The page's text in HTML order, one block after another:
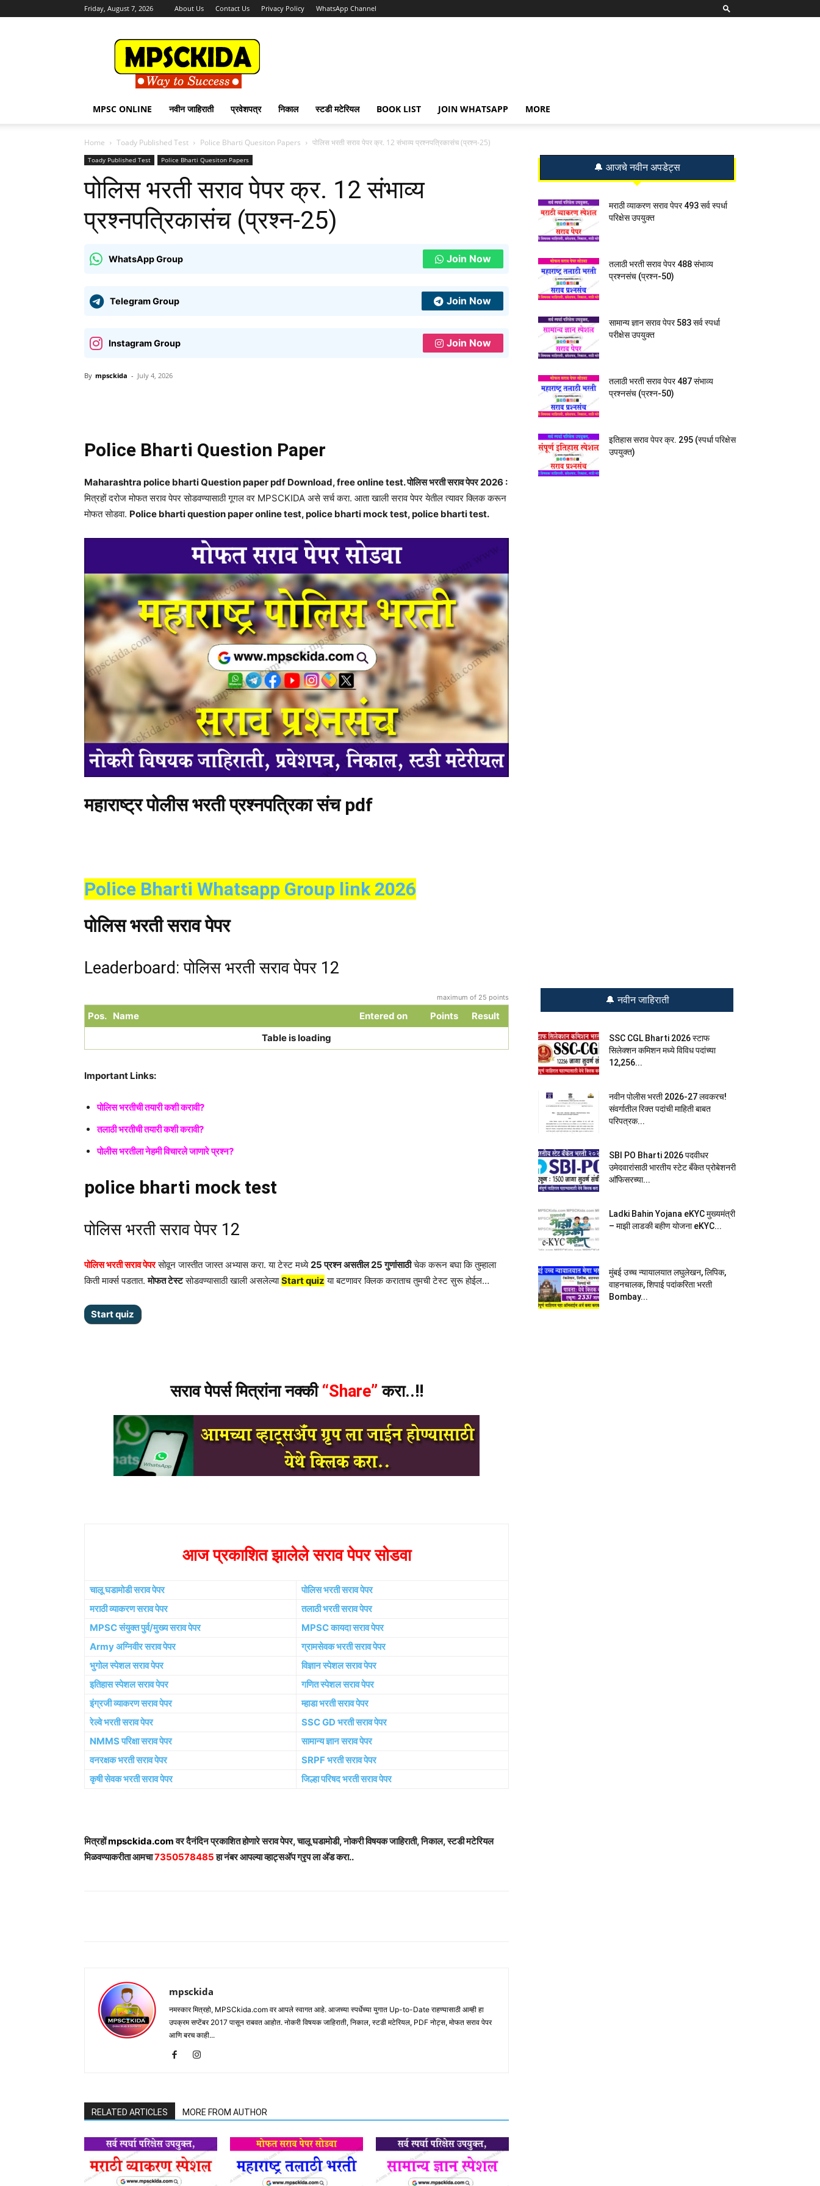
Friday, August 7, 2026 About Us Contact Us Privacy Policy WhatsApp Channel
MPSCKida.com
सर्व
नवीन
जाहिराती
Letest
Jobs
MPSC ONLINE नवीन जाहिराती प्रवेशपत्र निकाल स्टडी मटेरियल BOOK LIST JOIN WHATSAPP MORE
Home Toady Published Test Police Bharti Quesiton Papers पोलिस भरती सराव पेपर क्र. 12 संभाव्य प्रश्नपत्रिकासंच (प्रश्न-25)
Toady Published Test Police Bharti Quesiton Papers
पोलिस भरती सराव पेपर क्र. 12 संभाव्य
प्रश्नपत्रिकासंच (प्रश्न-25)
WhatsApp Group Join Now
Telegram Group Join Now
Instagram Group Join Now
By mpsckida - July 4, 2026
Police Bharti Question Paper
Maharashtra police bharti Question paper pdf Download, free online test. पोलिस भरती सराव पेपर 2026 :
मित्रहों दरोज मोफत सराव पेपर सोडवण्यासाठी गूगल वर MPSCKIDA असे सर्च करा. आता खाली सराव पेपर येतील त्यावर क्लिक करून
मोफत सोडवा. Police bharti question paper online test, police bharti mock test, police bharti test.
महाराष्ट्र पोलीस भरती प्रश्नपत्रिका संच pdf
Police Bharti Whatsapp Group link 2026
पोलिस भरती सराव पेपर
Leaderboard: पोलिस भरती सराव पेपर 12
maximum of 25 points
Pos. Name Entered on Points
Result
Table is loading
Important Links:
पोलिस भरतीची तयारी कशी करावी?
तलाठी भरतीची तयारी कशी करावी?
पोलीस भरतीला नेहमी विचारले जाणारे प्रश्न?
police bharti mock test
पोलिस भरती सराव पेपर 12
पोलिस भरती सराव पेपरसोवून जास्तीत जास्त अभ्यास करा. या टेस्ट मध्ये 25 प्रश्न असतील 25 गुणांसाठीचेक करून बघा कि तुम्हाला
किती मार्क्स पडतात.मोफत टेस्टसोडवण्यासाठी खाली असलेल्याStart quiz या बटणावर क्लिक कराताच तुमची टेस्ट सुरू होईल…
सराव पेपर्स मित्रांना नक्की“Share” करा..!!
आज प्रकाशित झालेले सराव पेपर सोडवा
चालू घडामोडी सराव पेपर
पोलिस भरती सराव पेपर
मराठी व्याकरण सराव पेपर
तलाठी भरती सराव पेपर
MPSC संयुक्त पुर्व/मुख्य सराव पेपर
MPSC कायदा सराव पेपर
Army अग्निवीर सराव पेपर
ग्रामसेवक भरती सराव पेपर
भुगोल स्पेशल सराव पेपर
विज्ञान स्पेशल सराव पेपर
इतिहास स्पेशल सराव पेपर
गणित स्पेशल सराव पेपर
इंग्रजी व्याकरण सराव पेपर
म्हाडा भरती सराव पेपर
रेल्वे भरती सराव पेपर
SSC GD भरती सराव पेपर
NMMS परिक्षा सराव पेपर
सामान्य ज्ञान सराव पेपर
वनरक्षक भरती सराव पेपर
SRPF भरती सराव पेपर
कृषी सेवक भरती सराव पेपर
जिल्हा परिषद भरती सराव पेपर
मित्रहोंmpsckida.comवर दैनंदिन प्रकाशित होणारे सराव पेपर, चालू घडामोडी, नोकरी विषयक जाहिराती, निकाल, स्टडी मटेरियल
मिळवण्याकरीता आमचा7350578485हा नंबर आपल्या व्हाट्सअ‍ॅप ग्रृप ला अ‍ॅड करा..
mpsckida
नमस्कार मित्रहो, MPSCkida.com वर आपले स्वागत आहे. आजच्या स्पर्धेच्या युगात Up-to-Date राहण्यासाठी आम्ही हा
उपक्रम सप्टेंबर 2017 पासून राबवत आहोत. नोकरी विषयक जाहिराती, निकाल, स्टडी मटेरियल, PDF नोट्स, मोफत सराव पेपर
आणि बरच काही...
RELATED ARTICLES MORE FROM AUTHOR
🔔 आजचे नवीन अपडेट्स
मराठी व्याकरण सराव पेपर 493 सर्व स्पर्धा
परिक्षेस उपयुक्त
तलाठी भरती सराव पेपर 488 संभाव्य
प्रश्नसंच (प्रश्न-50)
सामान्य ज्ञान सराव पेपर 583 सर्व स्पर्धा
परीक्षेस उपयुक्त
तलाठी भरती सराव पेपर 487 संभाव्य
प्रश्नसंच (प्रश्न-50)
इतिहास सराव पेपर क्र. 295 (स्पर्धा परिक्षेस
उपयुक्त)
🔔 नवीन जाहिराती
SSC CGL Bharti 2026 स्टाफ
सिलेक्शन कमिशन मध्ये विविध पदांच्या
12,256...
नवीन पोलीस भरती 2026-27 लवकरच!
संवर्गातील रिक्त पदांची माहिती बाबत
परिपत्रक...
SBI PO Bharti 2026 पदवीधर
उमेदवारांसाठी भारतीय स्टेट बँकेत प्रोबेशनरी
आ‍ॅफिसरच्या...
Ladki Bahin Yojana eKYC मुख्यमंत्री
– माझी लाडकी बहीण योजना eKYC...
मुंबई उच्च न्यायालयात लघुलेखन, लिपिक,
वाहनचालक, शिपाई पदांकरिता भरती
Bombay...